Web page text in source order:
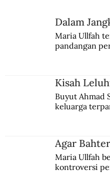
Legenda
Dalam
Maria Ullfah
pandangan
Kisah
Buyut Ahmad
keluarga
Agar
Maria Ullfah
kontroversi